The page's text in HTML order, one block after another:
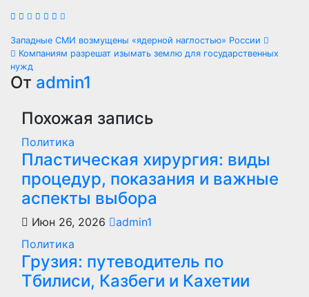
Навигация
по
записям
Западные СМИ возмущены «ядерной наглостью» России
Компаниям разрешат изымать землю для государственных
нужд
От admin1
Похожая запись
Политика
Пластическая хирургия: виды
процедур, показания и важные
аспекты выбора
Июн 26, 2026
admin1
Политика
Грузия: путеводитель по
Тбилиси, Казбеги и Кахетии